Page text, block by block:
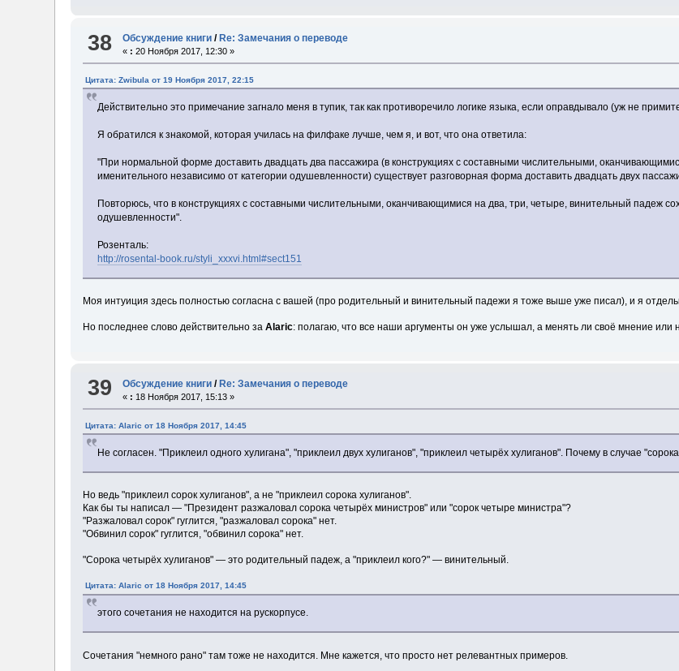
38 Обсуждение книги / Re: Замечания о переводе
« : 20 Ноября 2017, 12:30 »
Цитата: Zwibula от 19 Ноября 2017, 22:15
Действительно это примечание загнало меня в тупик, так как противоречило логике языка, если оправдывало (уж не
Я обратился к знакомой, которая училась на филфаке лучше, чем я, и вот, что она ответила:
"При нормальной форме доставить двадцать два пассажира (в конструкциях с составными числительными,
именительного независимо от категории одушевленности) существует разговорная форма доставить двадцать двух
Повторюсь, что в конструкциях с составными числительными, оканчивающимися на два, три, четыре, винительный падеж
одушевленности".
Розенталь:
http://rosental-book.ru/styli_xxxvi.html#sect151
Моя интуиция здесь полностью согласна с вашей (про родительный и винительный падежи я тоже выше уже писал), и я
Но последнее слово действительно заAlaric: полагаю, что все наши аргументы он уже услышал, а менять ли своё мнение или
39 Обсуждение книги / Re: Замечания о переводе
« : 18 Ноября 2017, 15:13 »
Цитата: Alaric от 18 Ноября 2017, 14:45
Не согласен. "Приклеил одного хулигана", "приклеил двух хулиганов", "приклеил четырёх хулиганов". Почему в случае
Но ведь "приклеил сорок хулиганов", а не "приклеил сорока хулиганов".
Как бы ты написал — "Президент разжаловал сорока четырёх министров" или "сорок четыре министра"?
"Разжаловал сорок" гуглится, "разжаловал сорока" нет.
"Обвинил сорок" гуглится, "обвинил сорока" нет.
"Сорока четырёх хулиганов" — это родительный падеж, а "приклеил кого?" — винительный.
Цитата: Alaric от 18 Ноября 2017, 14:45
этого сочетания не находится на рускорпусе.
Сочетания "немного рано" там тоже не находится. Мне кажется, что просто нет релевантных примеров.